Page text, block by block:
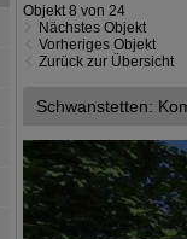
Objekt 8 von 24
Nächstes Objekt
Vorheriges Objekt
Zurück zur Übersicht
Schwanstetten: